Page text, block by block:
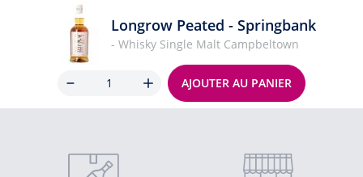
Longrow Peated - Springbank
- Whisky Single Malt Campbeltown
AJOUTER AU PANIER